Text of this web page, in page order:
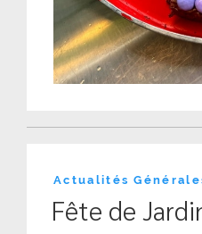
Actualités
Fête de